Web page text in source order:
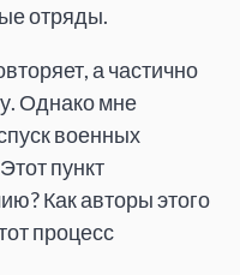
отряды.
а частично
Однако мне
военных
пункт
Как авторы этого
процесс